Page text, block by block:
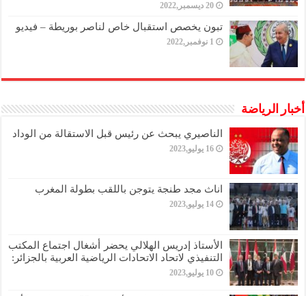
20 ديسمبر,2022
تبون يخصص استقبال خاص لناصر بوريطة – فيديو
1 نوفمبر,2022
أخبار الرياضة
الناصيري يبحث عن رئيس قبل الاستقالة من الوداد
16 يوليو,2023
اناث مجد طنجة يتوجن باللقب بطولة المغرب
14 يوليو,2023
الأستاذ إدريس الهلالي يحضر أشغال اجتماع المكتب
التنفيذي لاتحاد الاتحادات الرياضية العربية بالجزائر:
10 يوليو,2023